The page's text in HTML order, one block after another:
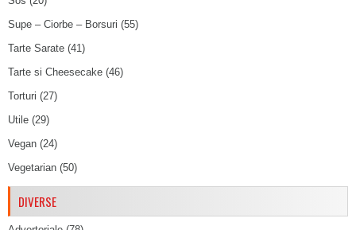
Supe – Ciorbe – Borsuri (55)
Tarte Sarate (41)
Tarte si Cheesecake (46)
Torturi (27)
Utile (29)
Vegan (24)
Vegetarian (50)
DIVERSE